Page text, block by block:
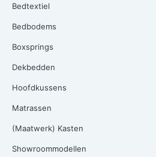
Bedtextiel
Bedbodems
Boxsprings
Dekbedden
Hoofdkussens
Matrassen
(Maatwerk) Kasten
Showroommodellen